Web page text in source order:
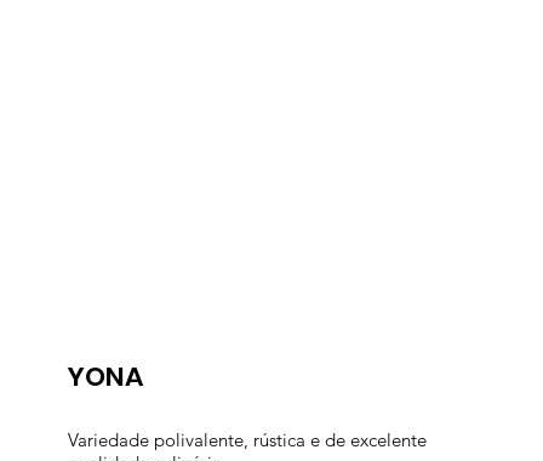
YONA
Variedade polivalente, rústica e de excelente